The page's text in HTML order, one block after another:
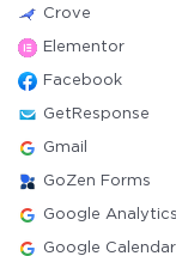
Crove
Elementor
Facebook
GetResponse
Gmail
GoZen Forms
Google Analytics
Google Calendar